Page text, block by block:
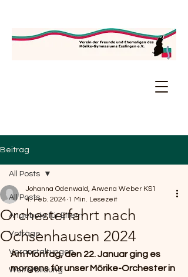
Beitrag
All Posts
Angebote für Eltern
Voträge
Veranstaltungen
Weiterbildung
All Posts
Orchesterfahrt nach
Ochsenhausen 2024
Johanna Odenwald, Arwena Weber KS1
4. Feb. 2024 1 Min. Lesezeit
Am Montag, den 22. Januar ging es
morgens für unser Mörike-Orchester in